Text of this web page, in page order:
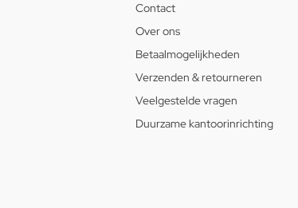
Contact
Over ons
Betaalmogelijkheden
Verzenden & retourneren
Veelgestelde vragen
Duurzame kantoorinrichting